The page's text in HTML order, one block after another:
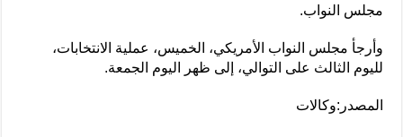
مجلس النواب.
وأرجأ مجلس النواب الأمريكي، الخميس، عملية الانتخابات،
لليوم الثالث على التوالي، إلى ظهر اليوم الجمعة.
المصدر:وكالات